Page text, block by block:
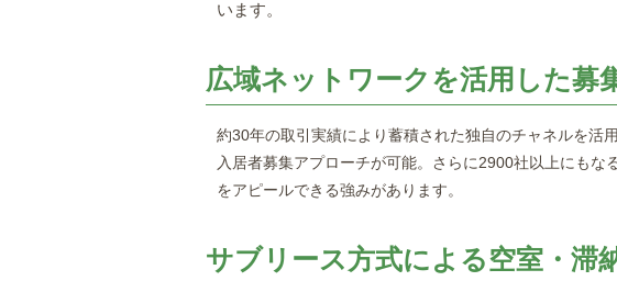
います。
広域ネットワークを活用した募
約30年の取引実績により蓄積された独自のチャネルを活
入居者募集アプローチが可能。さらに2900社以上にも
をアピールできる強みがあります。
サブリース方式による空室・滞